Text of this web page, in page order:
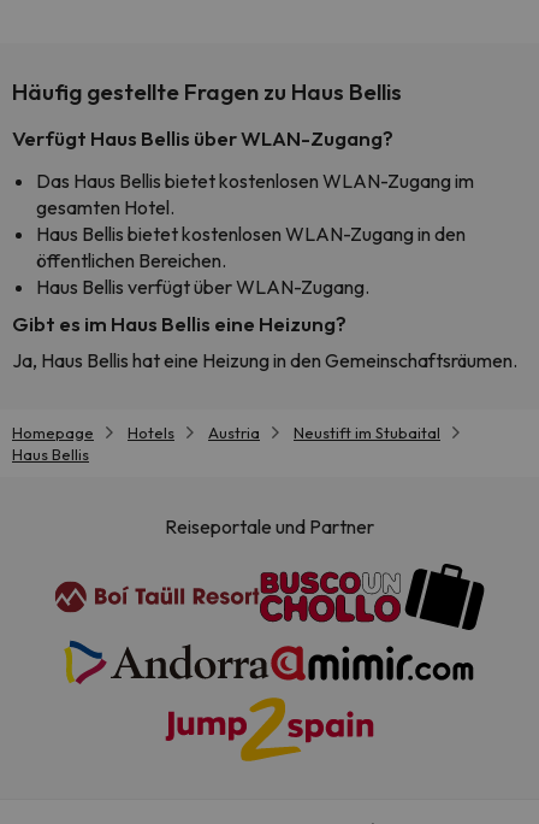
Häufig gestellte Fragen zu Haus Bellis
Verfügt Haus Bellis über WLAN-Zugang?
Das Haus Bellis bietet kostenlosen WLAN-Zugang im
gesamten Hotel.
Haus Bellis bietet kostenlosen WLAN-Zugang in den
öffentlichen Bereichen.
Haus Bellis verfügt über WLAN-Zugang.
Gibt es im Haus Bellis eine Heizung?
Ja, Haus Bellis hat eine Heizung in den Gemeinschaftsräumen.
Homepage Hotels Austria
Neustift im Stubaital
Haus Bellis
Reiseportale und Partner